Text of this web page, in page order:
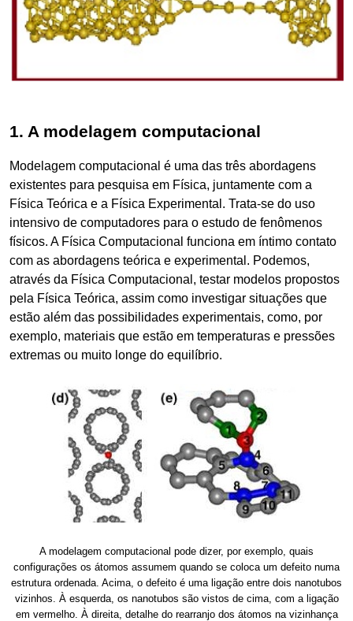
1. A modelagem computacional
Modelagem computacional é uma das três abordagens
existentes para pesquisa em Física, juntamente com a
Física Teórica e a Física Experimental. Trata-se do uso
intensivo de computadores para o estudo de fenômenos
físicos. A Física Computacional funciona em íntimo contato
com as abordagens teórica e experimental. Podemos,
através da Física Computacional, testar modelos propostos
pela Física Teórica, assim como investigar situações que
estão além das possibilidades experimentais, como, por
exemplo, materiais que estão em temperaturas e pressões
extremas ou muito longe do equilíbrio.
A modelagem computacional pode dizer, por exemplo, quais
configurações os átomos assumem quando se coloca um defeito numa
estrutura ordenada. Acima, o defeito é uma ligação entre dois nanotubos
vizinhos. À esquerda, os nanotubos são vistos de cima, com a ligação
em vermelho. À direita, detalhe do rearranjo dos átomos na vizinhança